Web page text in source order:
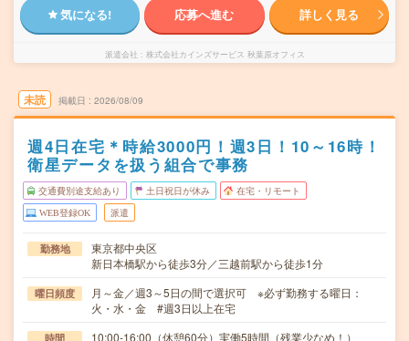
気になる! 応募へ進む 詳しく見る
派遣会社 株式会社カインズサービス 秋葉原オフィス
未読 掲載日 2026/08/09
週4日在宅＊時給3000円！週3日！10～16時！
衛星データを扱う組合で事務
交通費別途支給あり 土日祝日が休み 在宅・リモート
WEB登録OK 派遣
勤務地
東京都中央区
新日本橋駅から徒歩3分／三越前駅から徒歩1分
曜日頻度
月～金／週3～5日の間で選択可 ※必ず勤務する曜日：
火・水・金 #週3日以上在宅
時間 10:00-16:00（休憩60分）実働5時間（残業少なめ！）